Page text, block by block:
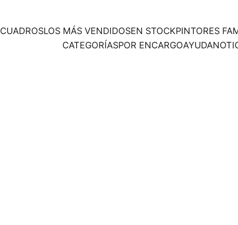
CUADROSLOS MÁS VENDIDOSEN STOCKPINTORES
CATEGORÍASPOR ENCARGOAYUDA